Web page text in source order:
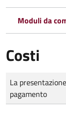
Moduli da
Costi
Tipo di pagamento
Importo
La
pagamento